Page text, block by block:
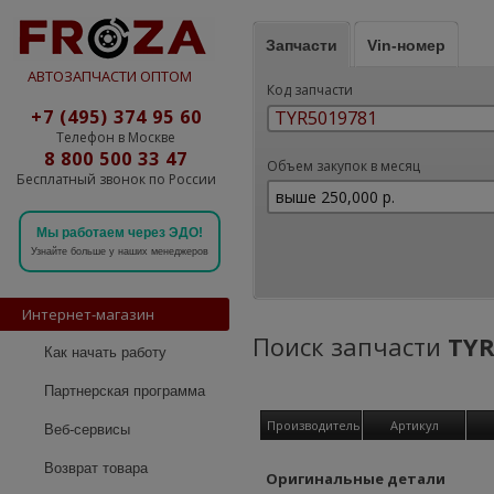
АВТОЗАПЧАСТИ ОПТОМ
+7 (495) 374 95 60
Телефон в Москве
8 800 500 33 47
Бесплатный звонок по России
Мы работаем через ЭДО!
Узнайте больше у наших менеджеров
Интернет-магазин
Как начать работу
Партнерская программа
Веб-сервисы
Возврат товара
Запчасти Vin-номер
Код запчасти
Объем закупок в месяц
Поиск запчасти
Производитель Артикул
Оригинальные детали